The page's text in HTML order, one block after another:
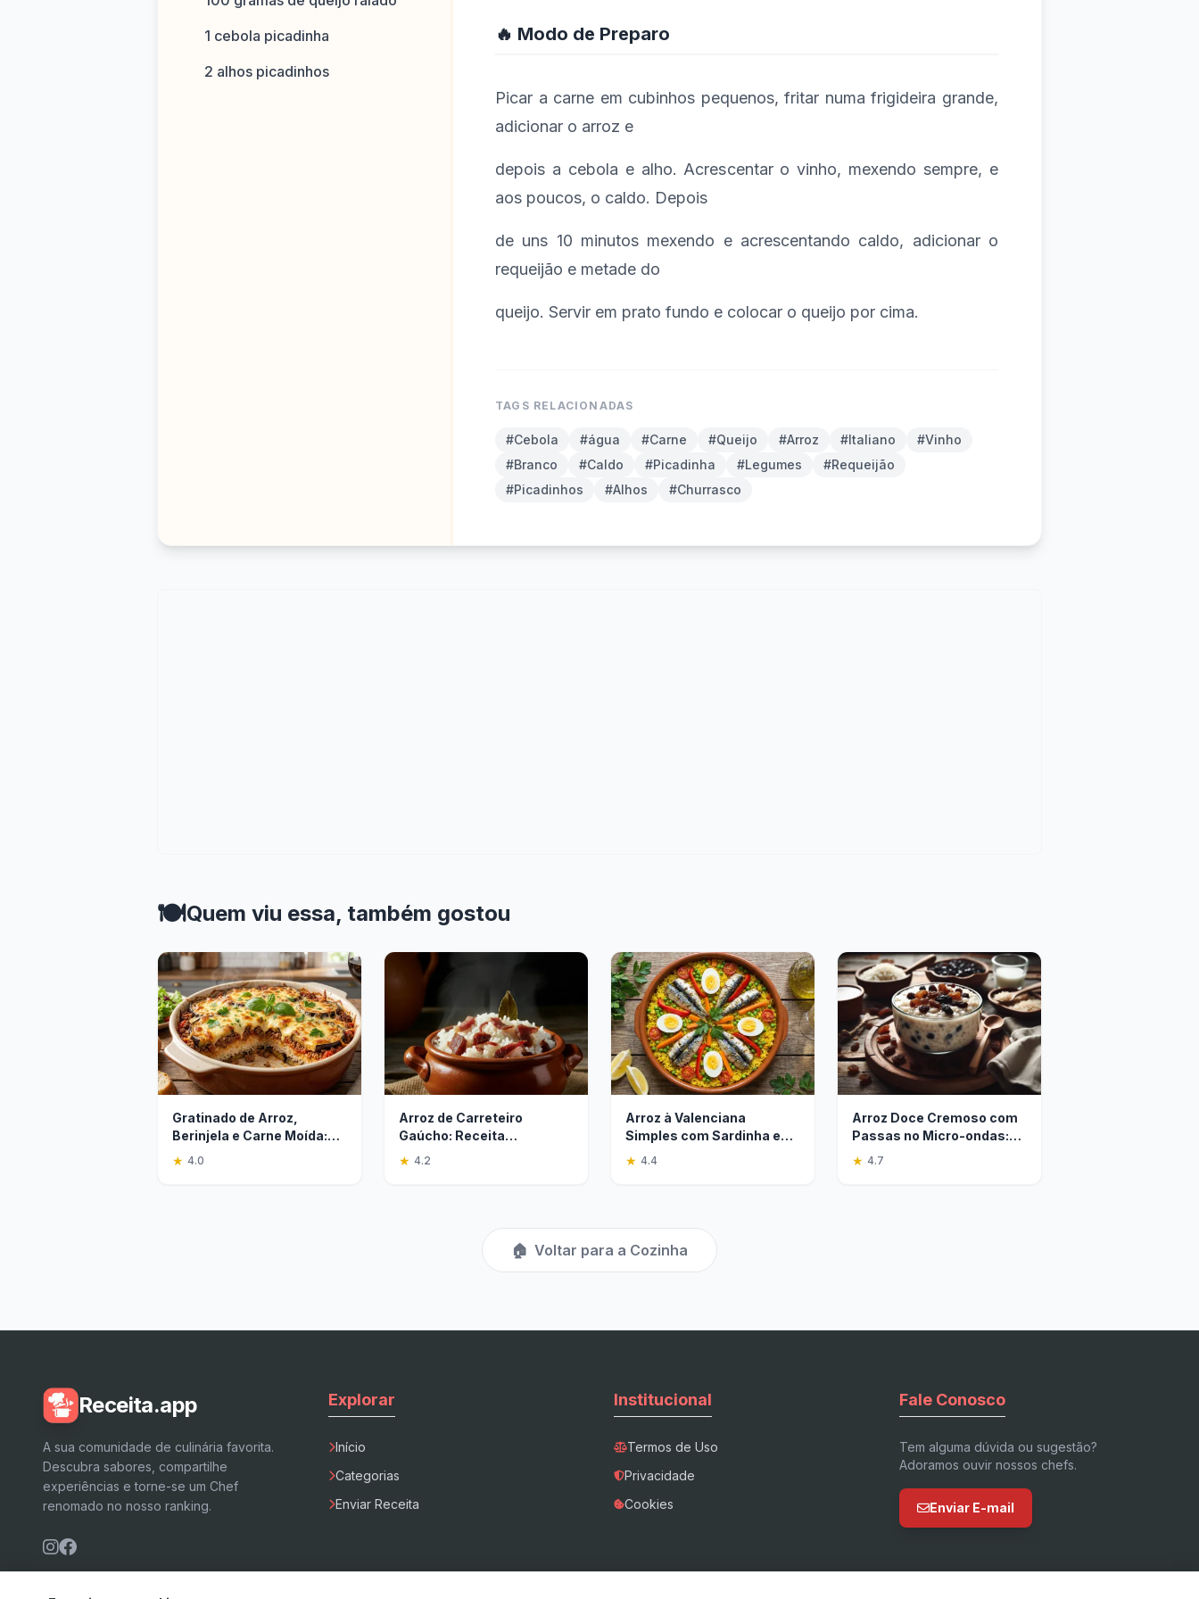
1 cebola picadinha
2 alhos picadinhos
🔥 Modo de Preparo
Picar a carne em cubinhos pequenos, fritar numa frigideira grande,
adicionar o arroz e
depois a cebola e alho. Acrescentar o vinho, mexendo sempre, e
aos poucos, o caldo. Depois
de uns 10 minutos mexendo e acrescentando caldo, adicionar o
requeijão e metade do
queijo. Servir em prato fundo e colocar o queijo por cima.
TAGS RELACIONADAS
#Cebola #água #Carne #Queijo #Arroz #Italiano
#Vinho
#Branco
#Caldo #Picadinha #Legumes
#Requeijão
#Picadinhos
#Alhos #Churrasco
🍽️Quem viu essa, também gostou
Gratinado de Arroz,
Berinjela e Carne Moída:
Sabor em Camadas
★ 4.0
Arroz de Carreteiro
Gaúcho: Receita
Tradicional e Saborosa
★ 4.2
Arroz à Valenciana
Simples com Sardinha e
Legumes
★ 4.4
Arroz Doce Cremoso com
Passas no Micro-ondas:
Receita Rápida
★ 4.7
🏠 Voltar para a Cozinha
Receita.app
A sua comunidade de culinária favorita.
Descubra sabores, compartilhe
experiências e torne-se um Chef
renomado no nosso ranking.
Explorar
Início
Categorias
Enviar Receita
Institucional
Termos de Uso
Privacidade
Cookies
Fale Conosco
Tem alguma dúvida ou sugestão?
Adoramos ouvir nossos chefs.
Enviar E-mail